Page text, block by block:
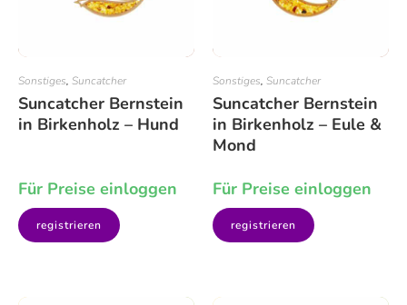
Sonstiges, Suncatcher
Suncatcher Bernstein
in Birkenholz – Hund
Für Preise einloggen
registrieren
Sonstiges, Suncatcher
Suncatcher Bernstein
in Birkenholz – Eule &
Mond
Für Preise einloggen
registrieren